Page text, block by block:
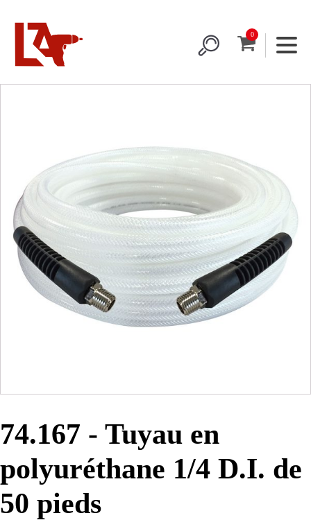
74.167 - Tuyau en
polyuréthane 1/4 D.I. de
50 pieds